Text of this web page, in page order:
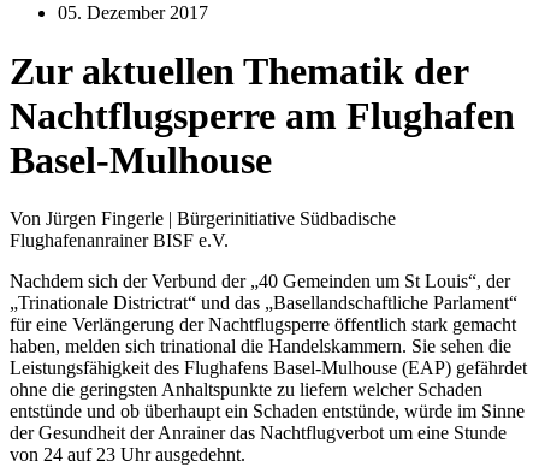
05. Dezember 2017
Zur aktuellen Thematik der
Nachtflugsperre am Flughafen
Basel-Mulhouse
Von Jürgen Fingerle | Bürgerinitiative Südbadische
Flughafenanrainer BISF e.V.
Nachdem sich der Verbund der „40 Gemeinden um St Louis“, der
„Trinationale Districtrat“ und das „Basellandschaftliche Parlament“
für eine Verlängerung der Nachtflugsperre öffentlich stark gemacht
haben, melden sich trinational die Handelskammern. Sie sehen die
Leistungsfähigkeit des Flughafens Basel-Mulhouse (EAP) gefährdet
ohne die geringsten Anhaltspunkte zu liefern welcher Schaden
entstünde und ob überhaupt ein Schaden entstünde, würde im Sinne
der Gesundheit der Anrainer das Nachtflugverbot um eine Stunde
von 24 auf 23 Uhr ausgedehnt.